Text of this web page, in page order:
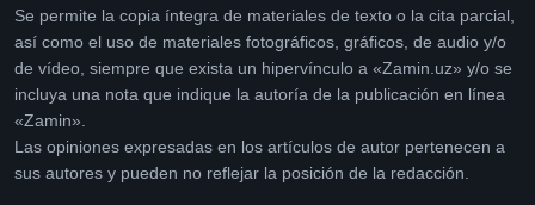
Se permite la copia íntegra de materiales de texto o la cita parcial,
así como el uso de materiales fotográficos, gráficos, de audio y/o
de vídeo, siempre que exista un hipervínculo a «Zamin.uz» y/o se
incluya una nota que indique la autoría de la publicación en línea
«Zamin».
Las opiniones expresadas en los artículos de autor pertenecen a
sus autores y pueden no reflejar la posición de la redacción.